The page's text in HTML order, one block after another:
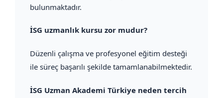
bulunmaktadır.
İSG uzmanlık kursu zor mudur?
Düzenli çalışma ve profesyonel eğitim desteği
ile süreç başarılı şekilde tamamlanabilmektedir.
İSG Uzman Akademi Türkiye neden tercih